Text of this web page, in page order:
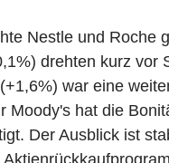
Nestle und Roche
drehten kurz vor
war eine
Moody's hat die
Der Ausblick ist